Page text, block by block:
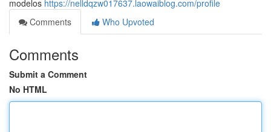
modelos https://nelldqzw017637.laowaiblog.com/profile
Comments
Who Upvoted
Comments
Submit a Comment
No HTML